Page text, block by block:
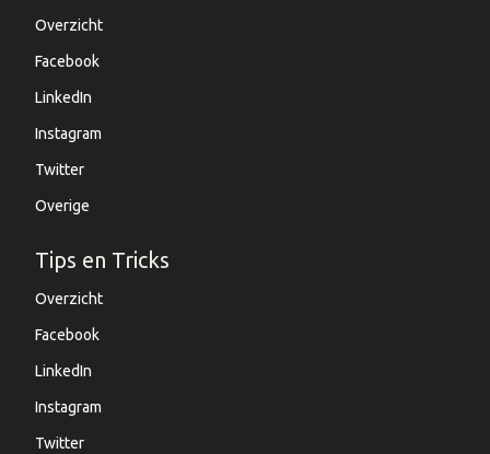
Overzicht
Facebook
LinkedIn
Instagram
Twitter
Overige
Tips en Tricks
Overzicht
Facebook
LinkedIn
Instagram
Twitter